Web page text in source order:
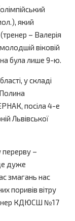
який
– Валерія
віковій
була лише 9-ю.
у складі
посіла 4-е
Львівської
перерву –
дуже
змагань нас
поривів вітру
КДЮСШ №17